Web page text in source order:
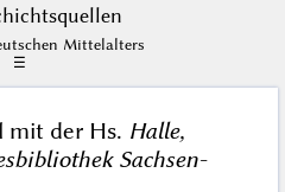
Mittelalters
☰
mit der Hs. Halle,
Sachsen-